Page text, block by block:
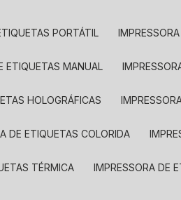
PORTÁTIL
ETIQUETAS MANUAL
HOLOGRÁFICAS
DE ETIQUETAS COLORIDA
TÉRMICA IMPRESSORA DE